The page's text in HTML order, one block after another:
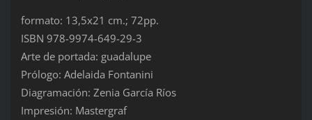
formato: 13,5x21 cm.; 72pp.
ISBN 978-9974-649-29-3
Arte de portada: guadalupe
Prólogo: Adelaida Fontanini
Diagramación: Zenia García Ríos
Impresión: Mastergraf